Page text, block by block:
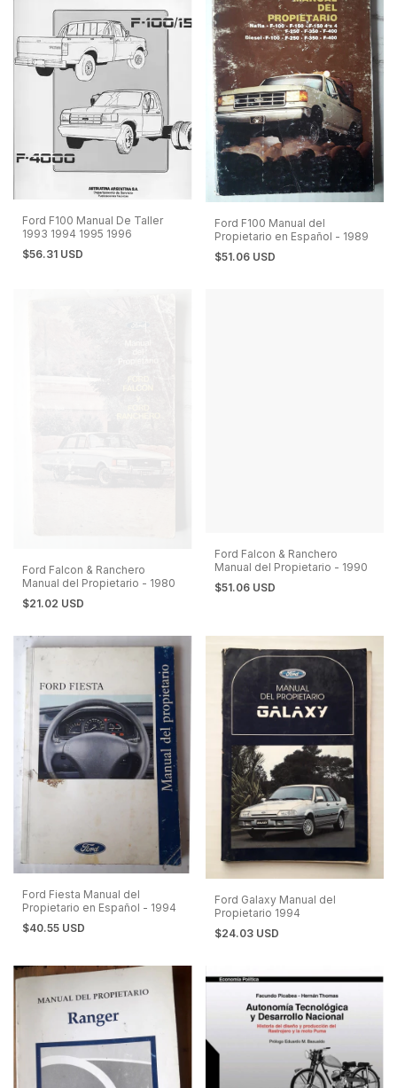
Ford F100 Manual De Taller
1993 1994 1995 1996
$56.31 USD
Ford F100 Manual del
Propietario en Español - 1989
$51.06 USD
Ford Falcon & Ranchero
Manual del Propietario - 1980
$21.02 USD
Ford Falcon & Ranchero
Manual del Propietario - 1990
$51.06 USD
Ford Fiesta Manual del
Propietario en Español - 1994
$40.55 USD
Ford Galaxy Manual del
Propietario 1994
$24.03 USD